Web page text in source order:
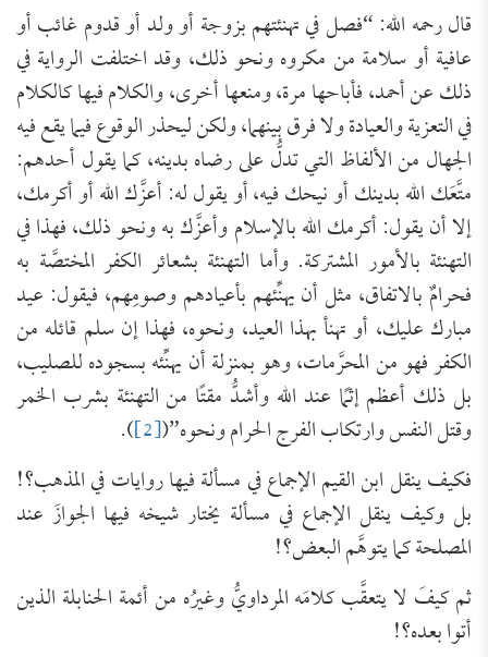
قال رحمه الله: “فصل في تهنئتهم بزوجة أو ولد أو قدوم غائب أو
عافية أو سلامة من مكروه ونحو ذلك، وقد اختلفت الرواية في
ذلك عن أحمد، فأباحها مرة، ومنعها أخرى، والكلام فيها كالكلام
في التعزية والعيادة ولا فرق بينهما، ولكن ليحذر الوقوع فيما يقع فيه
الجهال من الألفاظ التي تدلُّ على رضاه بدينه، كما يقول أحدهم:
متَّعَك الله بدينك أو نيحك فيه، أو يقول له: أعزَّك الله أو أكرمك،
إلا أن يقول: أكرمك الله بالإسلام وأعزَّك به ونحو ذلك، فهذا في
التهنئة بالأمور المشتركة. وأما التهنئة بشعائر الكفر المختصَّة به
فحرامٌ بالاتفاق، مثل أن يهنِّئهم بأعيادهم وصومِهم، فيقول: عيد
مبارك عليك، أو تهنأ بهذا العيد، ونحوه، فهذا إن سلم قائله من
الكفر فهو من المحرَّمات، وهو بمنزلة أن يهنِّئه بسجوده للصليب،
بل ذلك أعظم إثمًا عند الله وأشدُّ مقتًا من التهنئة بشرب الخمر
وقتل النفس وارتكاب الفرج الحرام ونحوه”([2]
).
فكيف ينقل ابن القيم الإجماع في مسألة فيها روايات في المذهب؟!
بل وكيف ينقل الإجماع في مسألة يختار شيخه فيها الجوازَ عند
المصلحة كما يتوهَّم البعض؟!
ثم كيفَ لا يتعقَّب كلامَه المرداويُّ وغيرُه من أئمة الحنابلة الذين
أتوا بعده؟!